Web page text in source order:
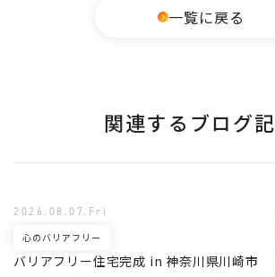
一覧に戻る
関連するブログ
バリアフリー住宅完成 in 神奈川県川崎市
心のバリアフリー
2026.08.07.Fri